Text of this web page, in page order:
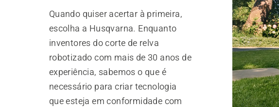
Quando quiser acertar à primeira,
escolha a Husqvarna. Enquanto
inventores do corte de relva
robotizado com mais de 30 anos de
experiência, sabemos o que é
necessário para criar tecnologia
que esteja em conformidade com